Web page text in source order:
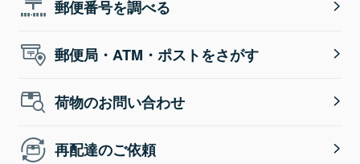
郵便番号を調べる
郵便局・ATM・ポストをさがす
荷物のお問い合わせ
再配達のご依頼